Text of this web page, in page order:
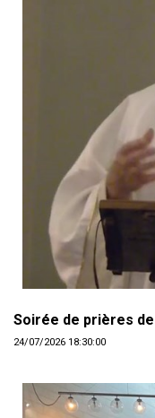
Soirée de prières
24/07/2026 18:30:00